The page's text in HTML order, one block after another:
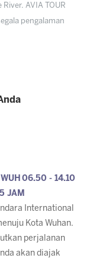
AVIA TOUR
pengalaman
06.50 - 14.10
JAM
International
Kota Wuhan.
perjalanan
akan diajak